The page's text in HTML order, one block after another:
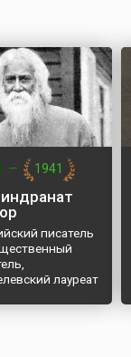
— 1941
писатель
лауреат